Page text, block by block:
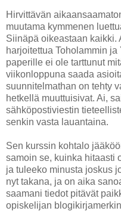
Hirvittävän
muutama kymmenen
Siinäpä oikeastaan kaikki.
harjoitettua Toholammin
paperille ei ole tarttunut
viikonloppuna saada
suunnitelmathan on tehty
hetkellä muuttuisivat. Ai,
sähköpostiviestin
senkin vasta lauantaina.
Sen kurssin kohtalo
samoin se, kuinka hitaasti
ja tuleeko minusta joskus
nyt takana, ja on aika
saamani tiedot pitävät
opiskelijan